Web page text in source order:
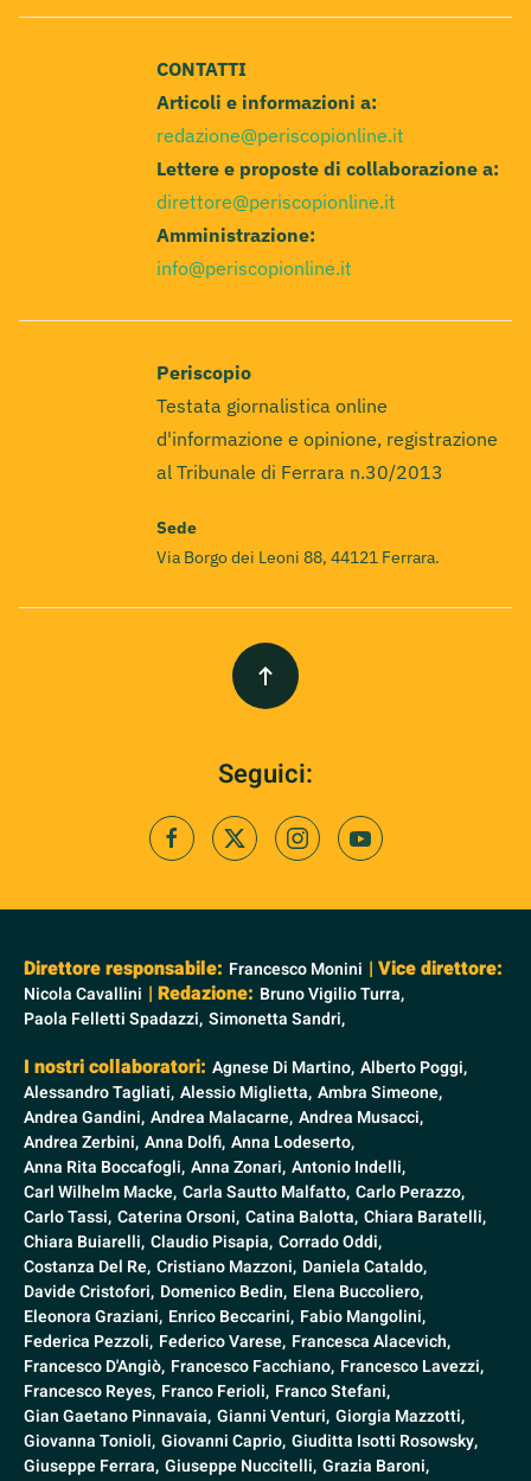
CONTATTI
Articoli e informazioni a:
redazione@periscopionline.it
Lettere e proposte di collaborazione a:
direttore@periscopionline.it
Amministrazione:
info@periscopionline.it
Periscopio
Testata giornalistica online
d'informazione e opinione, registrazione
al Tribunale di Ferrara n.30/2013
Sede
Via Borgo dei Leoni 88, 44121 Ferrara.
Seguici:
Direttore responsabile: Francesco Monini | Vice direttore:
Nicola Cavallini | Redazione: Bruno Vigilio Turra,
Paola Felletti Spadazzi, Simonetta Sandri,
I nostri collaboratori: Agnese Di Martino, Alberto Poggi,
Alessandro Tagliati, Alessio Miglietta, Ambra Simeone,
Andrea Gandini, Andrea Malacarne, Andrea Musacci,
Andrea Zerbini, Anna Dolfi, Anna Lodeserto,
Anna Rita Boccafogli, Anna Zonari, Antonio Indelli,
Carl Wilhelm Macke, Carla Sautto Malfatto, Carlo Perazzo,
Carlo Tassi, Caterina Orsoni, Catina Balotta, Chiara Baratelli,
Chiara Buiarelli, Claudio Pisapia, Corrado Oddi,
Costanza Del Re, Cristiano Mazzoni, Daniela Cataldo,
Davide Cristofori, Domenico Bedin, Elena Buccoliero,
Eleonora Graziani, Enrico Beccarini, Fabio Mangolini,
Federica Pezzoli, Federico Varese, Francesca Alacevich,
Francesco D'Angiò, Francesco Facchiano, Francesco Lavezzi,
Francesco Reyes, Franco Ferioli, Franco Stefani,
Gian Gaetano Pinnavaia, Gianni Venturi, Giorgia Mazzotti,
Giovanna Tonioli, Giovanni Caprio, Giuditta Isotti Rosowsky,
Giuseppe Ferrara, Giuseppe Nuccitelli, Grazia Baroni,